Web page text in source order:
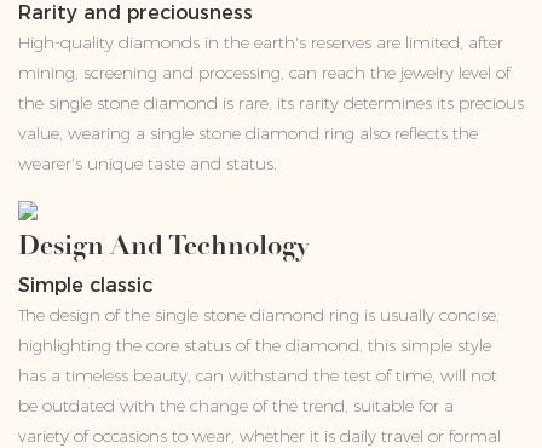
Rarity and preciousness
High-quality diamonds in the earth's reserves are limited, after
mining, screening and processing, can reach the jewelry level of
the single stone diamond is rare, its rarity determines its precious
value, wearing a single stone diamond ring also reflects the
wearer's unique taste and status.
Design And Technology
Simple classic
The design of the single stone diamond ring is usually concise,
highlighting the core status of the diamond, this simple style
has a timeless beauty, can withstand the test of time, will not
be outdated with the change of the trend, suitable for a
variety of occasions to wear, whether it is daily travel or formal